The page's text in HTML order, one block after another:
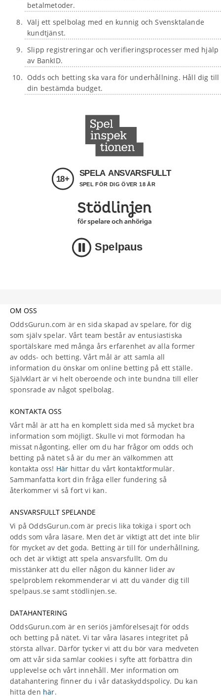
betalmetoder.
Välj ett spelbolag med en kunnig och Svensktalande
kundtjänst.
Slipp registreringar och verifieringsprocesser med hjälp
av BankID.
Odds och betting ska vara för underhållning. Håll dig till
din bestämda budget.
18+
SPELA ANSVARSFULLT
SPEL FÖR DIG ÖVER 18 ÅR
Spelpaus
OM OSS
OddsGurun.com är en sida skapad av spelare, för dig
som själv spelar. Vårt team består av entusiastiska
sportälskare med många års erfarenhet av alla former
av odds- och betting. Vårt mål är att samla all
information du önskar om online betting på ett ställe.
Självklart är vi helt oberoende och inte bundna till eller
sponsrade av något spelbolag.
KONTAKTA OSS
Vårt mål är att ha en komplett sida med så mycket bra
information som möjligt. Skulle vi mot förmodan ha
missat någonting, eller om du har frågor om odds och
betting på nätet så är du mer än välkommen att
kontakta oss! Här hittar du vårt kontaktformulär.
Sammanfatta kort din fråga eller fundering så
återkommer vi så fort vi kan.
ANSVARSFULLT SPELANDE
Vi på OddsGurun.com är precis lika tokiga i sport och
odds som våra läsare. Men det är viktigt att det inte blir
för mycket av det goda. Betting är till för underhållning,
och det är viktigt att spela ansvarsfullt. Om du
misstänker att du eller någon du känner lider av
spelproblem rekommenderar vi att du vänder dig till
spelpaus.se samt stödlinjen.se.
DATAHANTERING
OddsGurun.com är en seriös jämförelsesajt för odds
och betting på nätet. Vi tar våra läsares integritet på
största allvar. Därför tycker vi att du bör vara medveten
om att vår sida samlar cookies i syfte att förbättra din
upplevelse och vårt innehåll. Mer information om
datahantering finner du i vår dataskyddspolicy. Du kan
hitta den här.